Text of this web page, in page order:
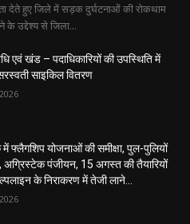
देते हुए जिले में सड़क दुर्घटनाओं की रोकथाम
के उद्देश्य से जिला...
एवं खंड – पदाधिकारियों की उपस्थिति में
साइकिल वितरण
फ्लैगशिप योजनाओं की समीक्षा, पुल-पुलियों
अग्रिस्टेक पंजीयन, 15 अगस्त की तैयारियों
के निराकरण में तेजी लाने...